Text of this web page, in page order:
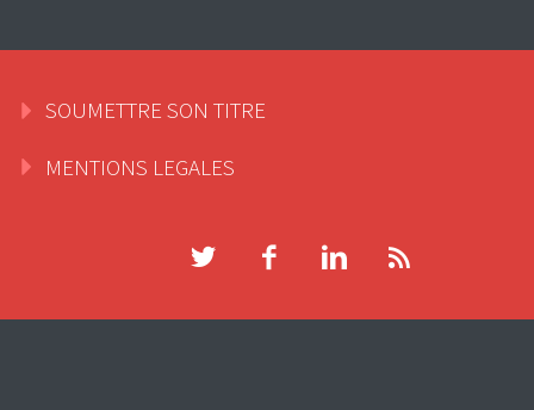
SOUMETTRE SON TITRE
MENTIONS LEGALES